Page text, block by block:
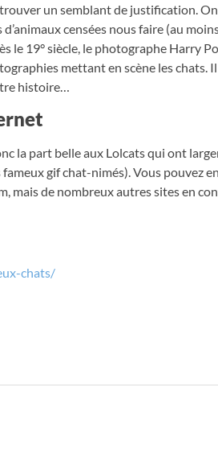
un semblant de justification.
censées nous faire (au
le 19° siècle, le photographe Harry
mettant en scène les chats.
histoire…
la part belle aux Lolcats qui ont
gif chat-nimés). Vous pouvez en
mais de nombreux autres sites en
chats/